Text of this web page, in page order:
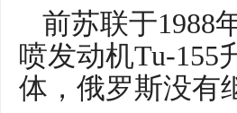
前苏联于1988
喷发动机Tu-155
体，俄罗斯没有